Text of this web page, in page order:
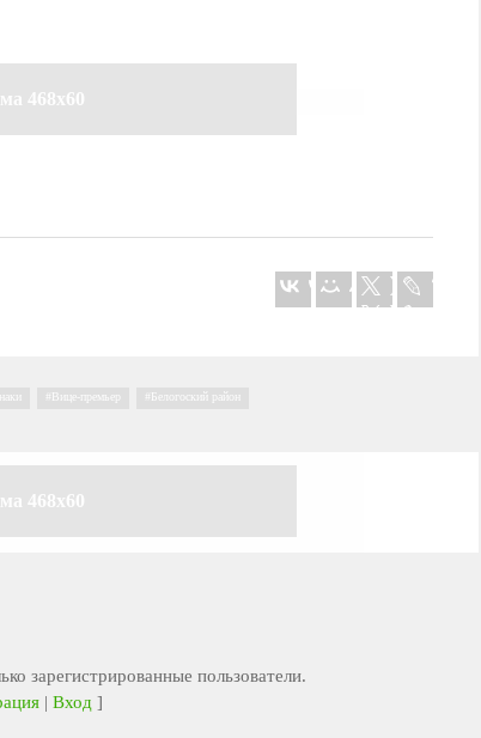
468x60
Вице-премьер Белогоский район
468x60
зарегистрированные пользователи.
| Вход]